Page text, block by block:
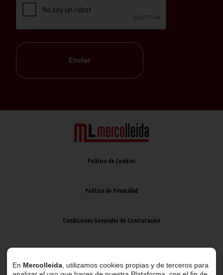
Enviar
Política de Cookies
Política de Privacidad
Condiciones Generales de Contratación
En Mercolleida , utilizamos cookies propias y de terceros para